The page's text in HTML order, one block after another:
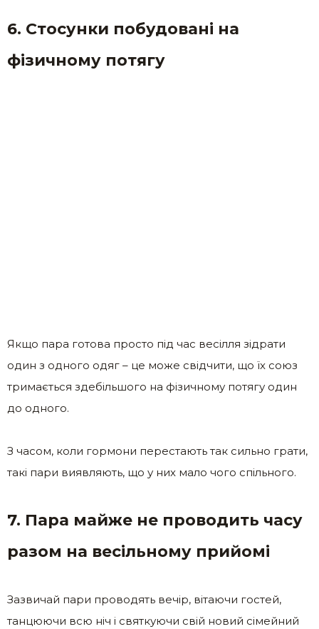
6. Стосунки побудовані на
фізичному потягу
Якщо пара готова просто під час весілля зідрати
один з одного одяг – це може свідчити, що їх союз
тримається здебільшого на фізичному потягу один
до одного.
З часом, коли гормони перестають так сильно грати,
такі пари виявляють, що у них мало чого спільного.
7. Пара майже не проводить часу
разом на весільному прийомі
Зазвичай пари проводять вечір, вітаючи гостей,
танцюючи всю ніч і святкуючи свій новий сімейний